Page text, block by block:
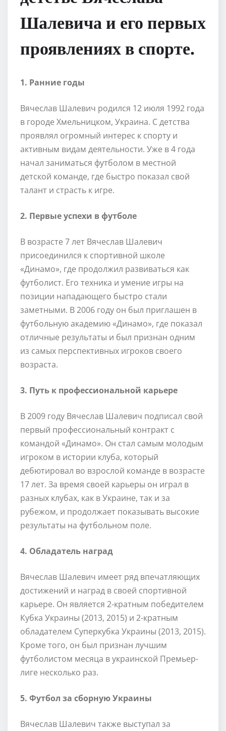
Шалевича и его первых
проявлениях в спорте.
1. Ранние годы
Вячеслав Шалевич родился 12 июля 1992 года
в городе Хмельницком, Украина. С детства
проявлял огромный интерес к спорту и
активным видам деятельности. Уже в 4 года
начал заниматься футболом в местной
детской команде, где быстро показал свой
талант и страсть к игре.
2. Первые успехи в футболе
В возрасте 7 лет Вячеслав Шалевич
присоединился к спортивной школе
«Динамо», где продолжил развиваться как
футболист. Его техника и умение игры на
позиции нападающего быстро стали
заметными. В 2006 году он был приглашен в
футбольную академию «Динамо», где показал
отличные результаты и был признан одним
из самых перспективных игроков своего
возраста.
3. Путь к профессиональной карьере
В 2009 году Вячеслав Шалевич подписал свой
первый профессиональный контракт с
командой «Динамо». Он стал самым молодым
игроком в истории клуба, который
дебютировал во взрослой команде в возрасте
17 лет. За время своей карьеры он играл в
разных клубах, как в Украине, так и за
рубежом, и продолжает показывать высокие
результаты на футбольном поле.
4. Обладатель наград
Вячеслав Шалевич имеет ряд впечатляющих
достижений и наград в своей спортивной
карьере. Он является 2-кратным победителем
Кубка Украины (2013, 2015) и 2-кратным
обладателем Суперкубка Украины (2013, 2015).
Кроме того, он был признан лучшим
футболистом месяца в украинской Премьер-
лиге несколько раз.
5. Футбол за сборную Украины
Вячеслав Шалевич также выступал за